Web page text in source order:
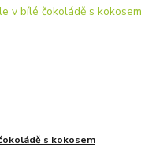
s kokosem